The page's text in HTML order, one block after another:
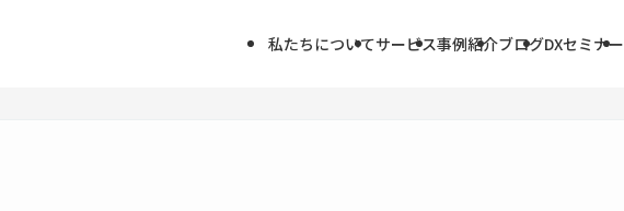
私たちについてサービス事例紹介ブログDXセミナー